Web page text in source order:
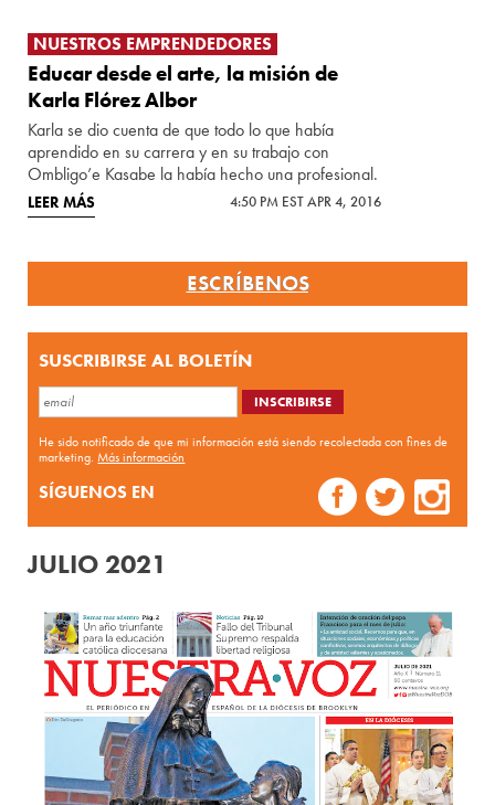
NUESTROS EMPRENDEDORES
Educar desde el arte, la misión de
Karla Flórez Albor
Karla se dio cuenta de que todo lo que había
aprendido en su carrera y en su trabajo con
Ombligo’e Kasabe la había hecho una profesional.
LEER MÁS 4:50 PM EST APR 4, 2016
ESCRÍBENOS
SUSCRIBIRSE AL BOLETÍN
He sido notificado de que mi información está siendo recolectada con fines de
marketing.Más información
SÍGUENOS EN
JULIO 2021